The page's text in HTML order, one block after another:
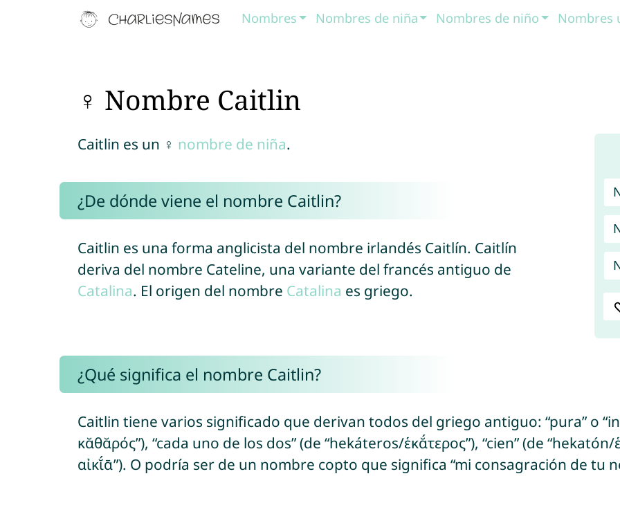
Nombres Nombres de niña Nombres de niño Nombres
♀ Nombre Caitlin
Caitlin es un ♀ nombre de niña.
¿De dónde viene el nombre Caitlin?
Caitlin es una forma anglicista del nombre irlandés Caitlín. Caitlín
deriva del nombre Cateline, una variante del francés antiguo de
Catalina. El origen del nombre Catalina es griego.
¿Qué significa el nombre Caitlin?
Caitlin tiene varios significado que derivan todos del griego antiguo: “pura” o
κᾰθᾰρός”), “cada uno de los dos” (de “hekáteros/ἑκᾰ́τερος”), “cien” (de
αἰκῐ́ᾱ”). O podría ser de un nombre copto que significa “mi consagración de tu